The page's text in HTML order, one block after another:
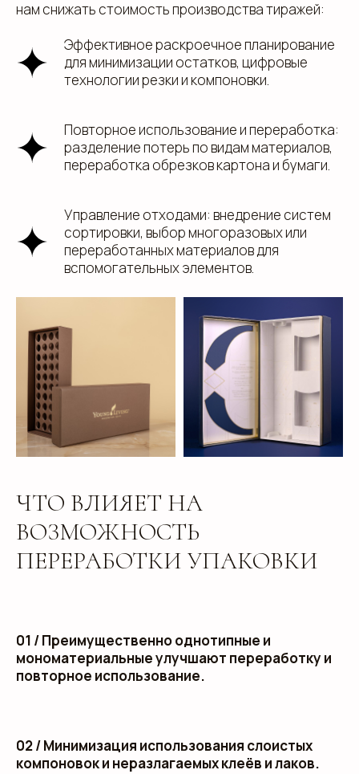
нам снижать стоимость производства тиражей:
Эффективное раскроечное планирование
для минимизации остатков, цифровые
технологии резки и компоновки.
Повторное использование и переработка:
разделение потерь по видам материалов,
переработка обрезков картона и бумаги.
Управление отходами: внедрение систем
сортировки, выбор многоразовых или
переработанных материалов для
вспомогательных элементов.
ЧТО ВЛИЯЕТ НА
ВОЗМОЖНОСТЬ
ПЕРЕРАБОТКИ УПАКОВКИ
01 / Преимущественно однотипные и
мономатериальные улучшают переработку и
повторное использование.
02 / Минимизация использования слоистых
компоновок и неразлагаемых клеёв и лаков.